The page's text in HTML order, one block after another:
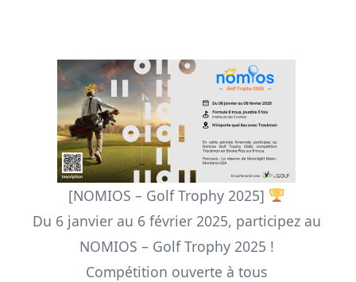
[NOMIOS – Golf Trophy 2025]
Du 6 janvier au 6 février 2025, participez au
NOMIOS – Golf Trophy 2025 !
Compétition ouverte à tous